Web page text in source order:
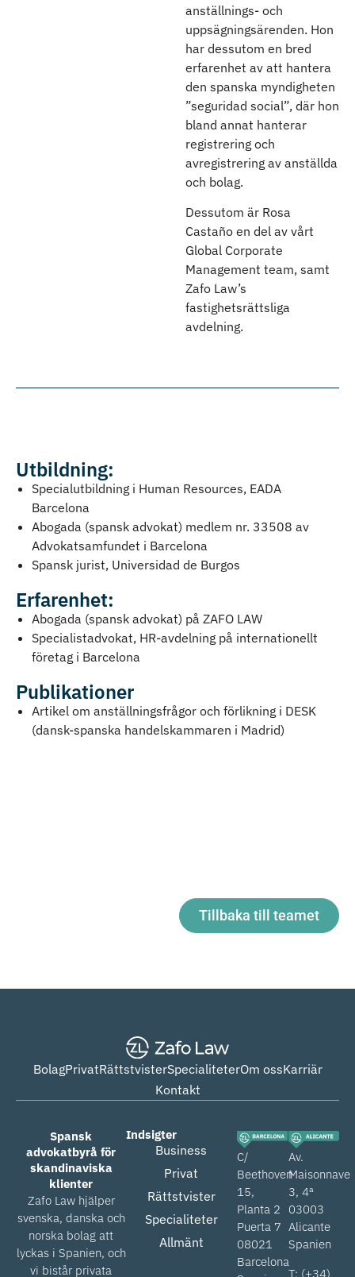
anställnings- och
uppsägningsärenden. Hon
har dessutom en bred
erfarenhet av att hantera
den spanska myndigheten
”seguridad social”, där hon
bland annat hanterar
registrering och
avregistrering av anställda
och bolag.
Dessutom är Rosa
Castaño en del av vårt
Global Corporate
Management team, samt
Zafo Law’s
fastighetsrättsliga
avdelning.
Utbildning:
Specialutbildning i Human Resources, EADA
Barcelona
Abogada (spansk advokat) medlem nr. 33508 av
Advokatsamfundet i Barcelona
Spansk jurist, Universidad de Burgos
Erfarenhet:
Abogada (spansk advokat) på ZAFO LAW
Specialistadvokat, HR-avdelning på internationellt
företag i Barcelona
Publikationer
Artikel om anställningsfrågor och förlikning i DESK
(dansk-spanska handelskammaren i Madrid)
Tillbaka till teamet
BolagPrivatRättstvisterSpecialiteterOm ossKarriär
Kontakt
Spansk
advokatbyrå för
skandinaviska
klienter
Zafo Law hjälper
svenska, danska och
norska bolag att
lyckas i Spanien, och
vi bistår privata
Indsigter
Business
Privat
Rättstvister
Specialiteter
Allmänt
C/
Beethoven
15,
Planta 2
Puerta 7
08021
Barcelona
Av.
Maisonnave
3, 4ª
03003
Alicante
Spanien
T: (+34)